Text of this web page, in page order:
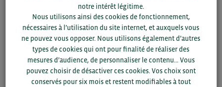
SAUVEGARDER
notre intérêt légitime.
Nous utilisons ainsi des cookies de fonctionnement,
nécessaires à l’utilisation du site internet, et auxquels vous
ne pouvez vous opposer. Nous utilisons également d’autres
types de cookies qui ont pour finalité de réaliser des
mesures d’audience, de personnaliser le contenu... Vous
pouvez choisir de désactiver ces cookies. Vos choix sont
conservés pour six mois et restent modifiables à tout